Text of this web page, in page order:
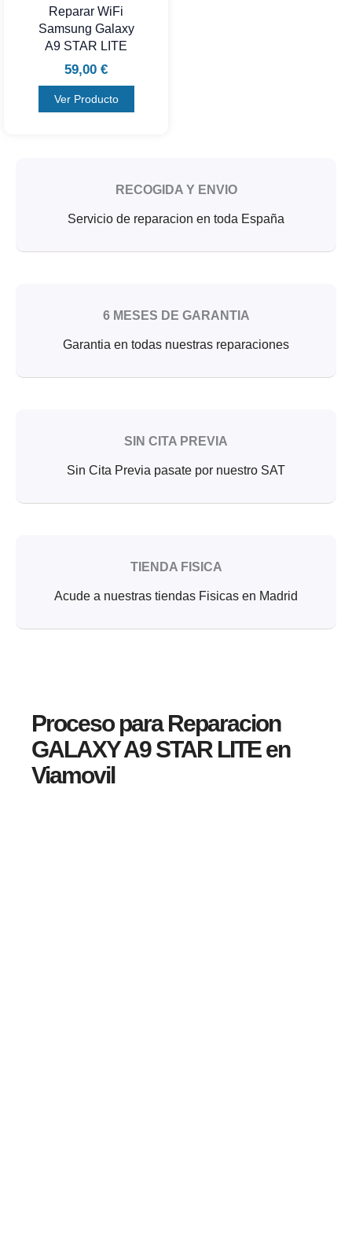
Reparar WiFi
Samsung Galaxy
A9 STAR LITE
59,00 €
Ver Producto
RECOGIDA Y ENVIO
Servicio de reparacion en toda España
6 MESES DE GARANTIA
Garantia en todas nuestras reparaciones
SIN CITA PREVIA
Sin Cita Previa pasate por nuestro SAT
TIENDA FISICA
Acude a nuestras tiendas Fisicas en Madrid
Proceso para Reparacion
GALAXY A9 STAR LITE en
Viamovil